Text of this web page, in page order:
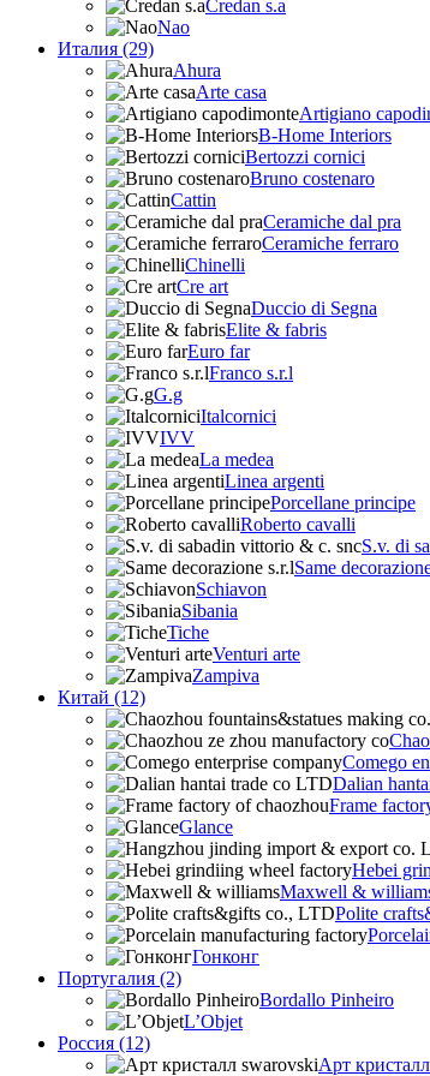
Credan s.a
Nao
Италия (29)
Ahura
Arte casa
Artigiano
B-Home Interiors
Bertozzi cornici
Bruno costenaro
Cattin
Ceramiche dal pra
Ceramiche ferraro
Chinelli
Cre art
Duccio di Segna
Elite & fabris
Euro far
Franco s.r.l
G.g
Italcornici
IVV
La medea
Linea argenti
Porcellane principe
Roberto cavalli
S.v. di
Same
Schiavon
Sibania
Tiche
Venturi arte
Zampiva
Китай (12)
Comego
Dalian
Frame
Glance
Hebei
Maxwell &
Polite
Гонконг
Португалия (2)
Bordallo Pinheiro
L’Objet
Россия (12)
Арт